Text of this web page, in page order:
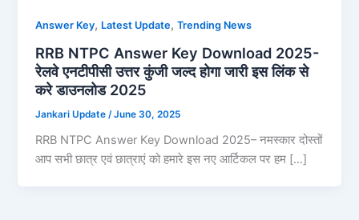
Answer Key, Latest Update,Trending News
RRB NTPC Answer Key Download 2025-
रेलवे एनटीपीसी उत्तर कुंजी जल्द होगा जारी इस लिंक से
करे डाउनलोड 2025
Jankari Update /June 30, 2025
RRB NTPC Answer Key Download 2025– नमस्कार दोस्तों
आप सभी छात्र एवं छात्राएं को हमारे इस नए आर्टिकल पर हम […]